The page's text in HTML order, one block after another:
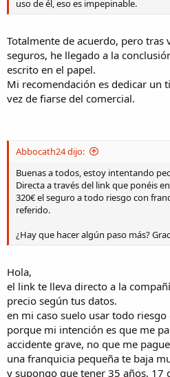
uso de él, eso es impepinable.
Totalmente de acuerdo, pero tras
seguros, he llegado a la
escrito en el papel.
Mi recomendación es dedicar un
vez de fiarse del comercial.
Abbocath24 dijo:
Buenas a todos, estoy intentando
Directa a través del link que ponéis
320€ el seguro a todo riesgo con
referido.
¿Hay que hacer algún paso más?
Hola,
el link te lleva directo a la
precio según tus datos.
en mi caso suelo usar todo
porque mi intención es que me
accidente grave, no que me
una franquicia pequeña te baja
y supongo que tener 35 años, 17